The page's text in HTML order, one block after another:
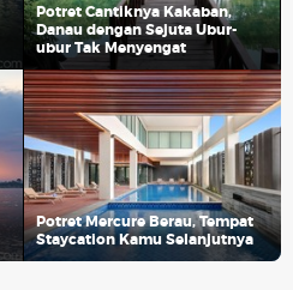
Potret Cantiknya Kakaban,
Danau dengan Sejuta Ubur-
ubur Tak Menyengat
Potret Mercure Berau, Tempat
Staycation Kamu Selanjutnya